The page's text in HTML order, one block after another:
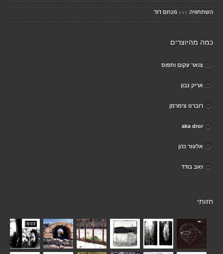
השתחוויה >>> מנחם דוד
כמה מהיוצרים
צואר עקום ותפוס
אריק נבון
רוברט צימרמן
aka dror
אלעזר כהן
זאב בודד
חזותי